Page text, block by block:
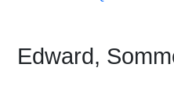
Edward,